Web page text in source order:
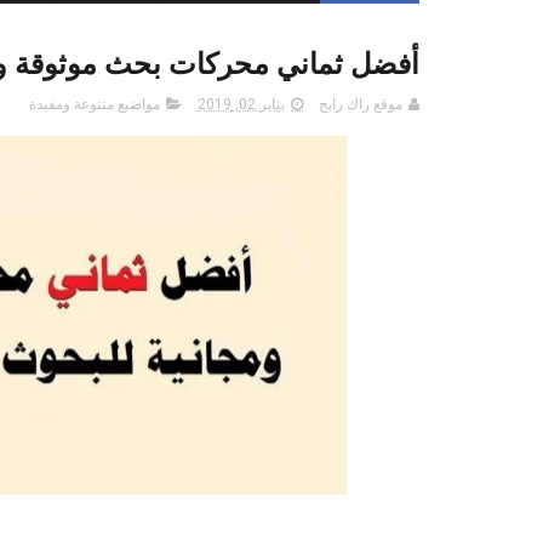
أفضل ثماني محركات بحث موثوقة
موقع راك رابح يناير 02, 2019 مواضيع متنوعة ومفيدة